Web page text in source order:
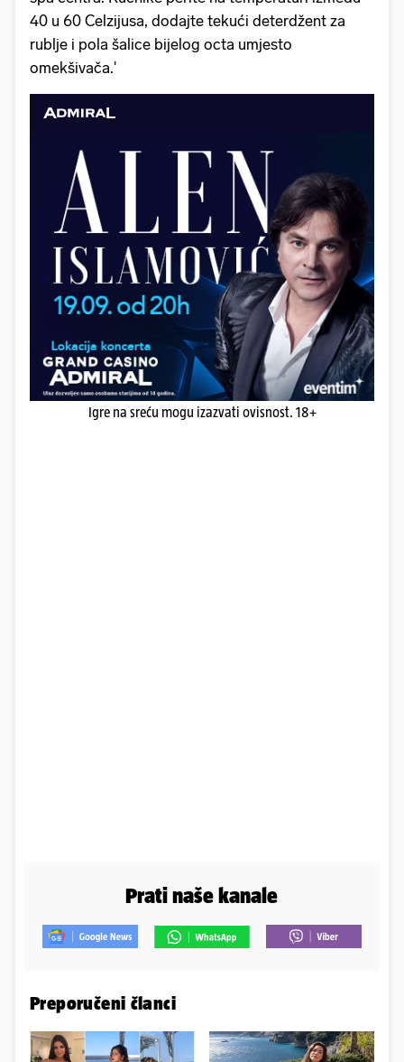
40 u 60 Celzijusa, dodajte tekući deterdžent za
rublje i pola šalice bijelog octa umjesto
omekšivača.'
Igre na sreću mogu izazvati ovisnost. 18+
Prati naše kanale
Preporučeni članci